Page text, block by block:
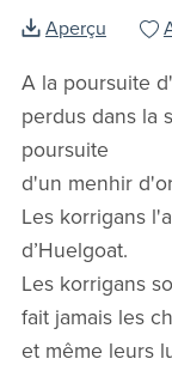
Aperçu
A la poursuite
perdus dans la
poursuite
d'un menhir
Les korrigans
d’Huelgoat.
Les korrigans
fait jamais les
et même leurs